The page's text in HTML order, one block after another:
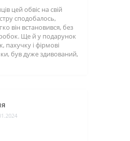
цей обвіс на свій
сподобалось,
він встановився, без
Ще й у подарунок
пахучку і фірмові
був дуже здивований,